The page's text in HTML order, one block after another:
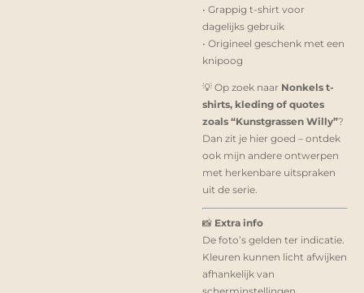
• Grappig t-shirt voor
dagelijks gebruik
• Origineel geschenk met een
knipoog
💡 Op zoek naar Nonkels t-
shirts, kleding of quotes
zoals “Kunstgrassen Willy”?
Dan zit je hier goed – ontdek
ook mijn andere ontwerpen
met herkenbare uitspraken
uit de serie.
📸 Extra info
De foto’s gelden ter indicatie.
Kleuren kunnen licht afwijken
afhankelijk van